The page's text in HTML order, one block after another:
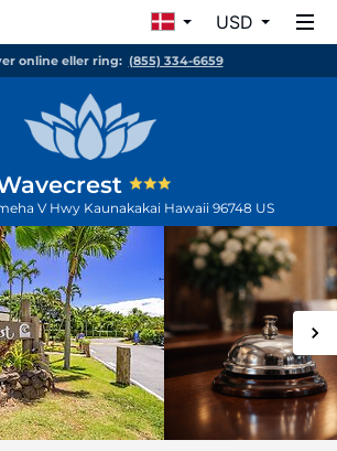
USD
online eller ring: (855) 334-6659
V Hwy Kaunakakai Hawaii 96748 US